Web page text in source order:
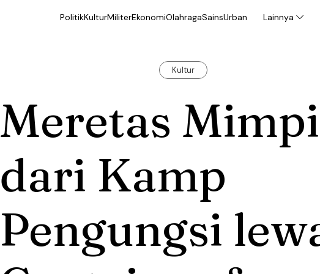
PolitikKulturMiliterEkonomiOlahragaSainsUrban Lainnya
Kultur
Meretas Mimpi
dari Kamp
Pengungsi